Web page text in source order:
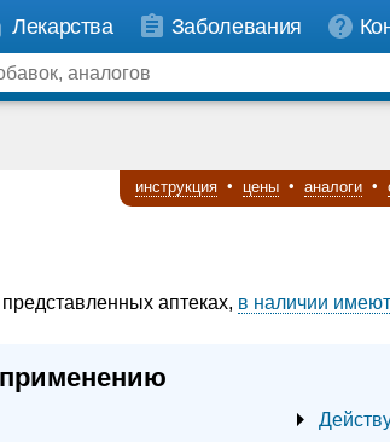
Лекарства Заболевания
инструкция • цены • аналоги •
аптеках, в наличии